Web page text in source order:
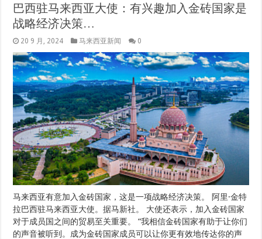
巴西驻马来西亚大使：有兴趣加入金砖国家是
战略经济决策…
20 9 月, 2024 马来西亚新闻 0
马来西亚有意加入金砖国家，这是一项战略经济决策。 阿里·金特
拉巴西驻马来西亚大使。据马新社。 大使还表示，加入金砖国家
对于成员国之间的贸易至关重要。 “我相信金砖国家有助于让你们
的声音被听到。成为金砖国家成员可以让你更有效地传达你的声